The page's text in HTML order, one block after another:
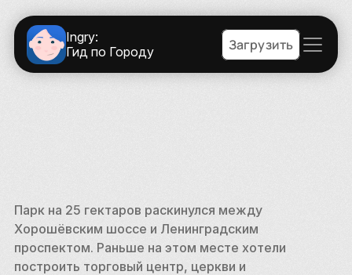
Ingry:
Гид по Городу
Загрузить
Парк на 25 гектаров раскинулся между
Хорошёвским шоссе и Ленинградским
проспектом. Раньше на этом месте хотели
построить торговый центр, церкви и